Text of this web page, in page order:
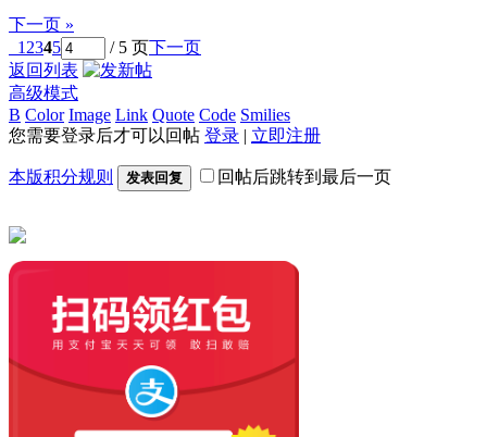
下一页 »
1 2345 / 5 页下一页
返回列表
高级模式
B Color Image Link Quote Code Smilies
您需要登录后才可以回帖 登录 | 立即注册
本版积分规则 发表回复 回帖后跳转到最后一页